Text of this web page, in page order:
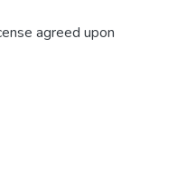
agreed upon